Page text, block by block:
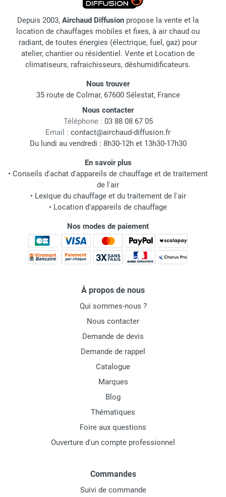
Depuis 2003, Airchaud Diffusion propose la vente et la
location de chauffages mobiles et fixes, à air chaud ou
radiant, de toutes énergies (électrique, fuel, gaz) pour
atelier, chantier ou résidentiel. Vente et Location de
climatiseurs, rafraichisseurs, déshumidificateurs.
Nous trouver
35 route de Colmar, 67600 Sélestat, France
Nous contacter
Téléphone : 03 88 08 67 05
Email : contact@airchaud-diffusion.fr
Du lundi au vendredi : 8h30-12h et 13h30-17h30
En savoir plus
• Conseils d'achat d'appareils de chauffage et de traitement
de l'air
• Lexique du chauffage et du traitement de l'air
• Location d'appareils de chauffage
Nos modes de paiement
À propos de nous
Qui sommes-nous ?
Nous contacter
Demande de devis
Demande de rappel
Catalogue
Marques
Blog
Thématiques
Foire aux questions
Ouverture d'un compte professionnel
Commandes
Suivi de commande